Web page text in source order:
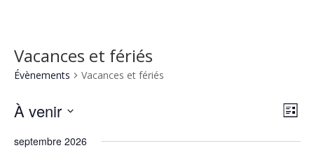
Vacances et fériés
Évènements Vacances et fériés
de
Liste
À venir
une
septembre 2026